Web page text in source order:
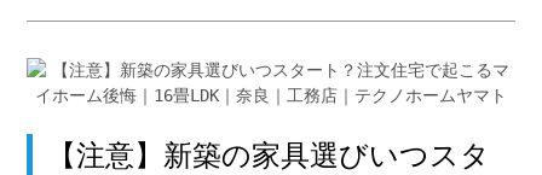
【注意】新築の家具選びいつスタ